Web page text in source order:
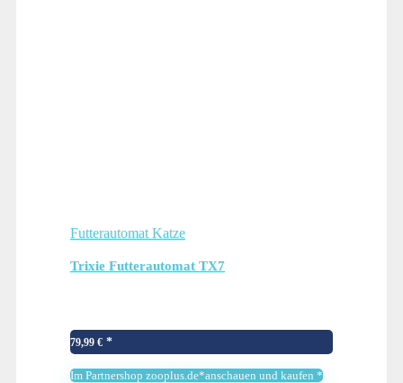
Futterautomat Katze
Trixie Futterautomat TX7
79,99 €
Im Partnershop zooplus.de*anschauen und kaufen *